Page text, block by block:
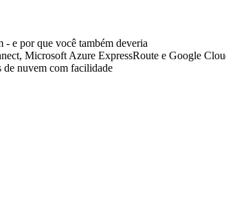
- e por que você também deveria
Microsoft Azure ExpressRoute e Google
de nuvem com facilidade